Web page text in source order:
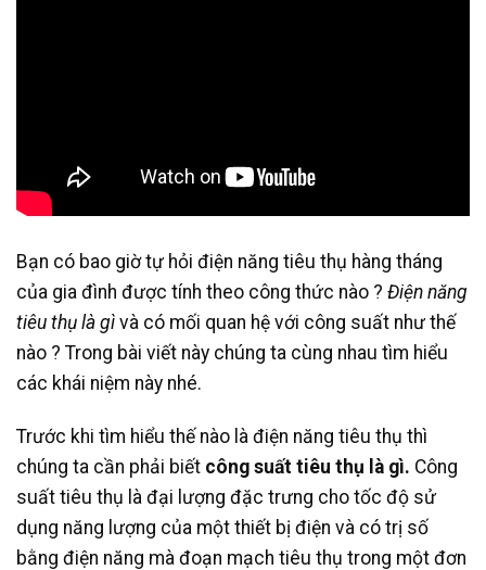
Bạn có bao giờ tự hỏi điện năng tiêu thụ hàng tháng
của gia đình được tính theo công thức nào ? Điện năng
tiêu thụ là gì và có mối quan hệ với công suất như thế
nào ? Trong bài viết này chúng ta cùng nhau tìm hiểu
các khái niệm này nhé.
Trước khi tìm hiểu thế nào là điện năng tiêu thụ thì
chúng ta cần phải biết công suất tiêu thụ là gì. Công
suất tiêu thụ là đại lượng đặc trưng cho tốc độ sử
dụng năng lượng của một thiết bị điện và có trị số
bằng điện năng mà đoạn mạch tiêu thụ trong một đơn